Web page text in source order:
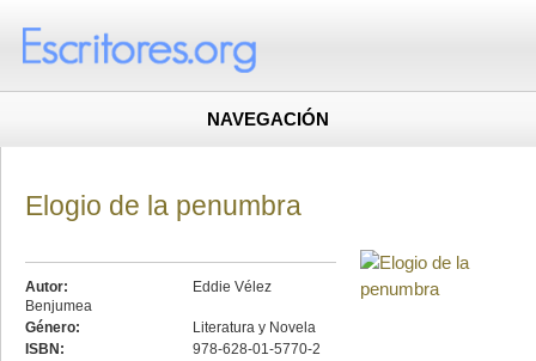
NAVEGACIÓN
Elogio de la penumbra
Autor:
Eddie Vélez
Benjumea
Género:
Literatura y Novela
ISBN:
978-628-01-5770-2